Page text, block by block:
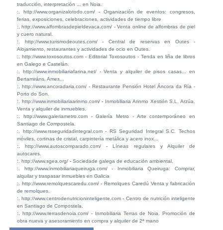
traducción, interpretación ... en Noia.
:. http://www.organizalotodo.com/- Organización de eventos: congresos,
ferias, exposiciones, celebraciones, actividades de tiempo libre
:.http://www.alfombrasdepieldevaca.com/ -Venta online de alfombras de piel
y cuero natural.
:. http://www.turismodeoutes.com/- Central de reservas en Outes -
Alojamiento, restaurantes y actividades de ocio en Outes.
:. http://www.toxosoutos.com - Editorial Toxosoutos - Tenda en liña de libros
en Galego e Castelán.
:. http://www.inmobiliariafarina.net/-Venta y alquiler de pisos casas... en
Bertamiráns, Ames...
:. http://www.ancoradaria.com/ - Restaurante Pensión Hotel Áncora da Ría -
Porto do Son.
:. http://www.inmobiliariaarinmo.com/- Inmobiliaria Arinmo Xestión S.L. Arzúa.
Venta y alquiler de inmuebles.
:. http://www.galeriametro.com-Galería Metro - Arte contemporáneo en
Santiago de Compostela.
:. http://www.rsseguridadintegral.com- RS Seguridad Integral S.C. Techos
móviles, cortinas de cristal, carpintería metálica y acero inox...
:.http://www.autoscomparado.com/ -Líneas regulares y Alquiler de
autocares.
:. http://www.sgea.org/ - Sociedade galega de educación ambiental.
:. http://www.inmobiliariaqueiruga.com/-
Inmobiliaria Queiruga: Comprar,
alquilar y traspasar inmuebles en Galicia
:. http://www.remolquescaredu.com/-Remolques Caredú Venta y fabricación
de remolques.
:.http://www.centrodenutricioninteligente.com - Centro de nutrición inteligente
en Santiago de Compostela.
:. http://www.terrasdenoia.com/- Inmobiliaria Terras de Noia. Promoción de
obra nueva y asesoramiento en compra y alquiler de 2ª mano